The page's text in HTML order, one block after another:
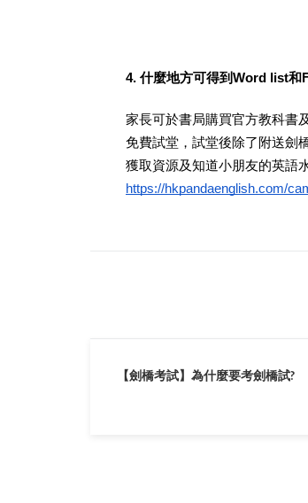
4. 什麼地方可得到Word list和
家長可於書局購買官方教科書
免費試堂，試堂後除了附送劍
獲取資源及知道小朋友的英語
https://hkpandaenglish.com/
【劍橋考試】為什麼要考劍橋試?